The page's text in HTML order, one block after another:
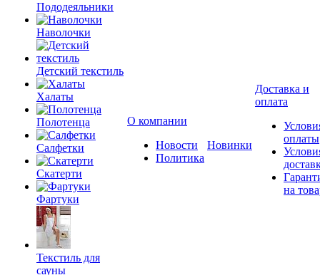
Пододеяльники
Наволочки
Детский текстиль
Халаты
Полотенца
Салфетки
Скатерти
Фартуки
Текстиль для
сауны
О компании
Новости
Политика
Новинки
Доставка и
оплата
оплаты
на